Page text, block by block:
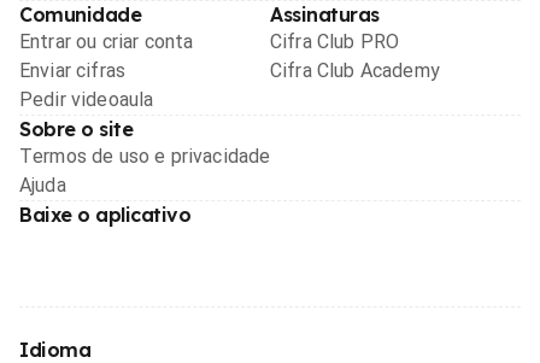
Comunidade
Entrar ou criar conta
Enviar cifras
Pedir videoaula
Assinaturas
Cifra Club PRO
Cifra Club Academy
Sobre o site
Termos de uso e privacidade
Ajuda
Baixe o aplicativo
Idioma